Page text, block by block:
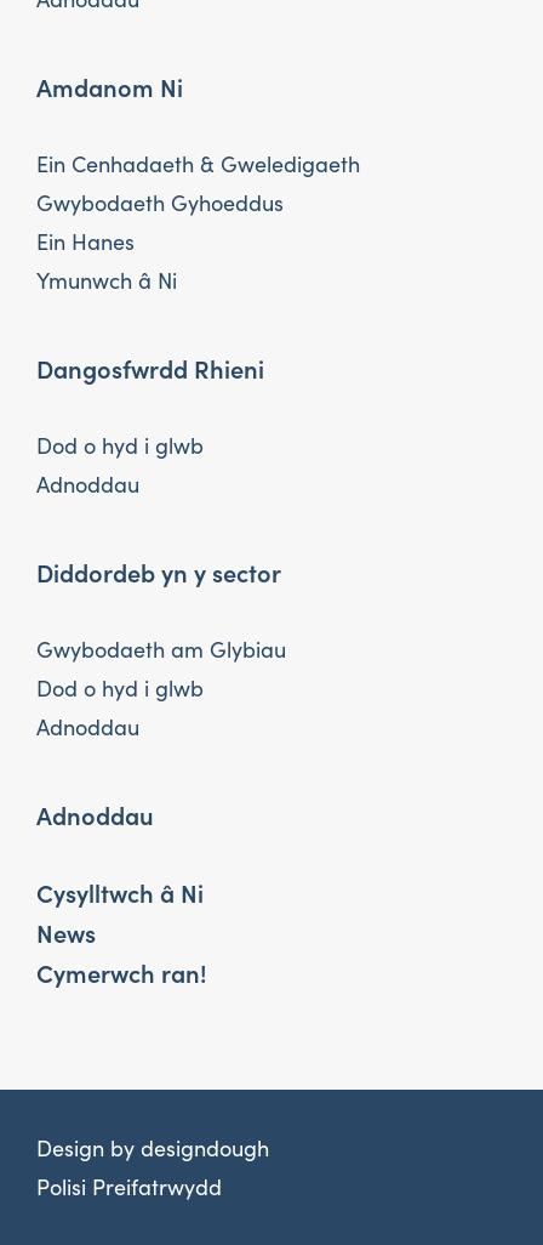
Amdanom Ni
Ein Cenhadaeth & Gweledigaeth
Gwybodaeth Gyhoeddus
Ein Hanes
Ymunwch â Ni
Dangosfwrdd Rhieni
Dod o hyd i glwb
Adnoddau
Diddordeb yn y sector
Gwybodaeth am Glybiau
Dod o hyd i glwb
Adnoddau
Adnoddau
Cysylltwch â Ni
News
Cymerwch ran!
Design by designdough
Polisi Preifatrwydd